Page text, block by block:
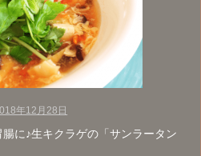
年12月28日
腸に♪生キクラゲの「サンラータン